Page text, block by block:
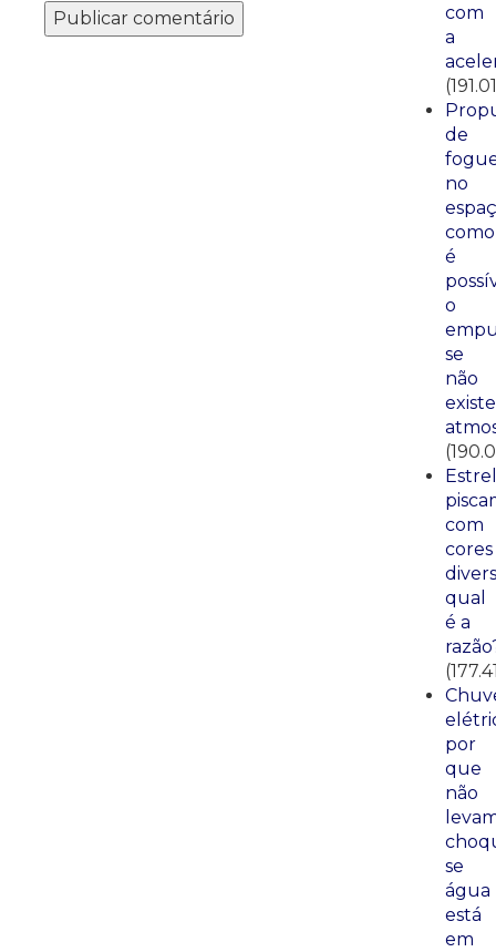
com
a
de
no
como
é
o
se
não
existe
com
cores
qual
é a
por
que
não
se
água
está
em